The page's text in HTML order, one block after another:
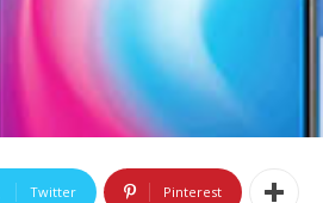
Twitter Pinterest